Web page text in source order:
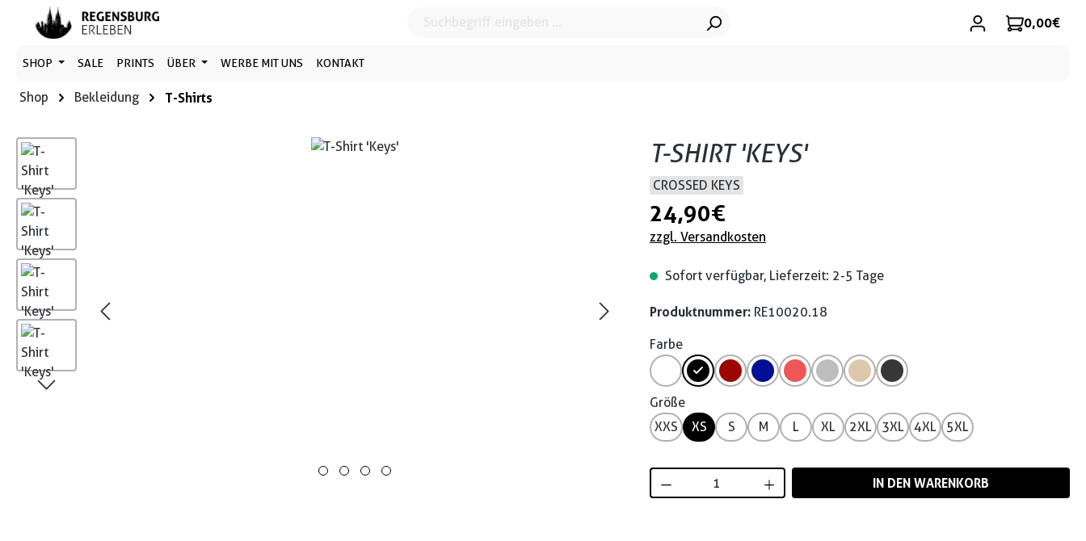
Hauptinhalt springen
Zur Suche springen
Zur Hauptnavigation springen 0,00 €
SHOP SALE PRINTS ÜBER WERBE MIT UNS KONTAKT
Shop Bekleidung T-Shirts
Bildergalerie überspringen T-SHIRT 'KEYS'
CROSSED KEYS
24,90 €
zzgl. Versandkosten
Sofort verfügbar, Lieferzeit: 2-5 Tage
Produktnummer: RE10020.18
Farbe
Größe
XXS
XS S M L XL 2XL 3XL 4XL 5XL
Produkt Anzahl: Gib den gewünschten Wert ein
IN DEN WARENKORB